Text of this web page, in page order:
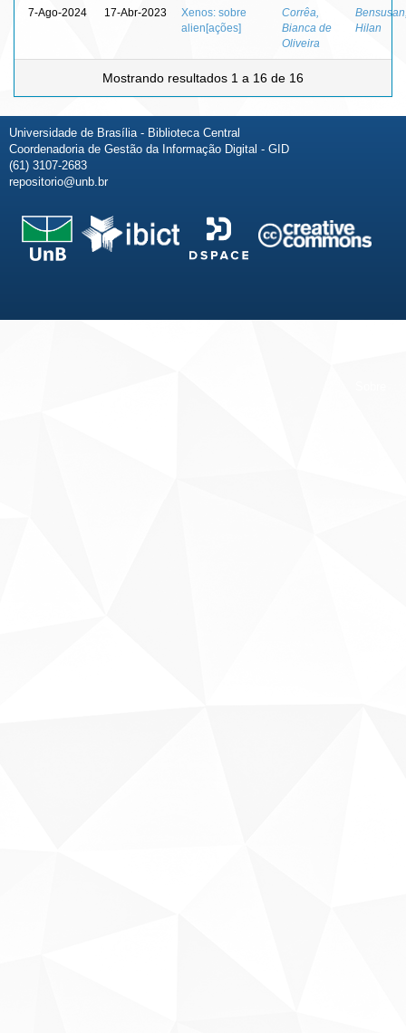
7-Ago-2024 17-Abr-2023
Xenos: sobre
alien[ações]
Corrêa,
Bianca de
Oliveira
Hilan
Mostrando resultados 1 a 16 de 16
Universidade de Brasília - Biblioteca Central
Coordenadoria de Gestão da Informação Digital - GID
(61) 3107-2683
repositorio@unb.br